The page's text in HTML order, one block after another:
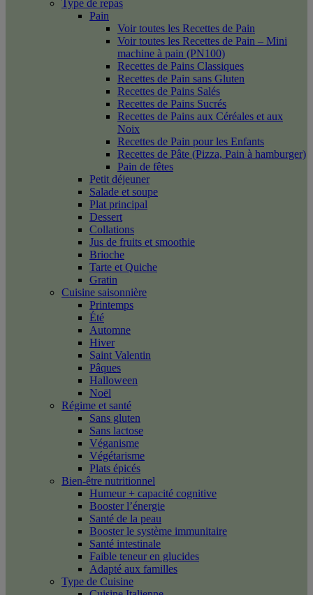
Type de repas
Pain
Voir toutes les Recettes de Pain
Voir toutes les Recettes de Pain – Mini
machine à pain (PN100)
Recettes de Pains Classiques
Recettes de Pain sans Gluten
Recettes de Pains Salés
Recettes de Pains Sucrés
Recettes de Pains aux Céréales et aux
Noix
Recettes de Pain pour les Enfants
Recettes de Pâte (Pizza, Pain à hamburger)
Pain de fêtes
Petit déjeuner
Salade et soupe
Plat principal
Dessert
Collations
Jus de fruits et smoothie
Brioche
Tarte et Quiche
Gratin
Cuisine saisonnière
Printemps
Été
Automne
Hiver
Saint Valentin
Pâques
Halloween
Noël
Régime et santé
Sans gluten
Sans lactose
Véganisme
Végétarisme
Plats épicés
Bien-être nutritionnel
Humeur + capacité cognitive
Booster l’énergie
Santé de la peau
Booster le système immunitaire
Santé intestinale
Faible teneur en glucides
Adapté aux familles
Type de Cuisine